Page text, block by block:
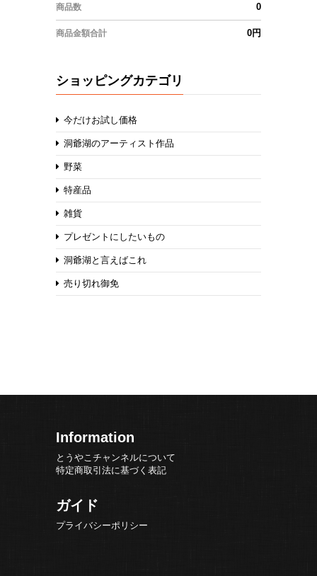
商品数 0
商品金額合計 0円
ショッピングカテゴリ
今だけお試し価格
洞爺湖のアーティスト作品
野菜
特産品
雑貨
プレゼントにしたいもの
洞爺湖と言えばこれ
売り切れ御免
Information
とうやこチャンネルについて
特定商取引法に基づく表記
ガイド
プライバシーポリシー